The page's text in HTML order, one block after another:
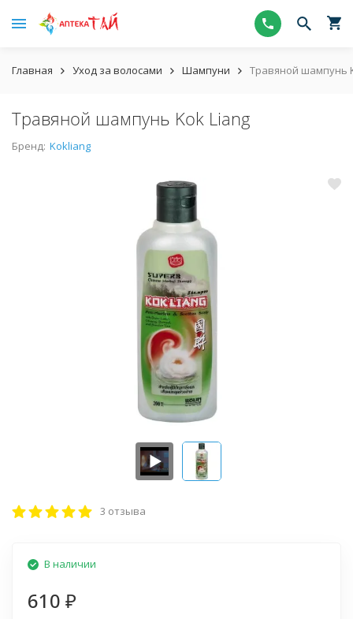
Главная Уход за волосами Шампуни Травяной шампунь
Травяной шампунь Kok Liang
Бренд: Kokliang
3 отзыва
В наличии
610 ₽